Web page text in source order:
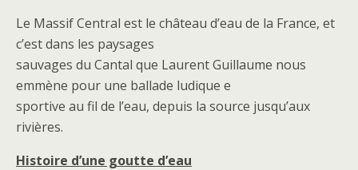
Le Massif Central est le château d’eau de la France, et
c’est dans les paysages
sauvages du Cantal que Laurent Guillaume nous
emmène pour une ballade ludique e
sportive au fil de l’eau, depuis la source jusqu’aux
rivières.
Histoire d’une goutte d’eau